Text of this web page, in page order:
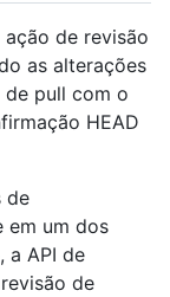
de revisão
as alterações
de pull com o
HEAD
de
em um dos
a API de
de